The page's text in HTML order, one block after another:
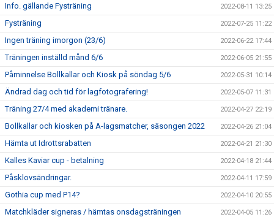
Info. gällande Fysträning 2022-08-11 13:25
Fysträning 2022-07-25 11:22
Ingen träning imorgon (23/6) 2022-06-22 17:44
Träningen inställd månd 6/6 2022-06-05 21:55
Påminnelse Bollkallar och Kiosk på söndag 5/6 2022-05-31 10:14
Ändrad dag och tid för lagfotografering! 2022-05-07 11:31
Träning 27/4 med akademi tränare. 2022-04-27 22:19
Bollkallar och kiosken på A-lagsmatcher, säsongen 2022 2022-04-26 21:04
Hämta ut Idrottsrabatten 2022-04-21 21:30
Kalles Kaviar cup - betalning 2022-04-18 21:44
Påsklovsändringar. 2022-04-11 17:59
Gothia cup med P14? 2022-04-10 20:55
Matchkläder signeras / hämtas onsdagsträningen 2022-04-05 11:26